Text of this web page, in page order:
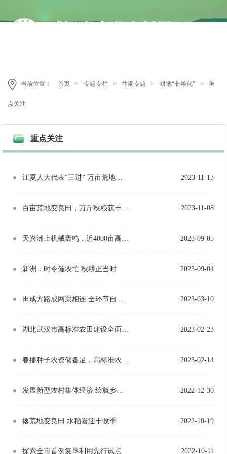
当前位置： 首页 > 专题专栏 > 往期专题 > 耕地“非粮化” > 重
点关注
重点关注
2023-11-13
2023-11-08
2023-09-05
新洲：时令催农忙 秋耕正当时 2023-09-04
2023-03-10
2023-02-23
2023-02-14
2022-12-30
撂荒地变良田 水稻喜迎丰收季 2022-10-19
探索全市首例复垦利用先行试点 2022-10-11